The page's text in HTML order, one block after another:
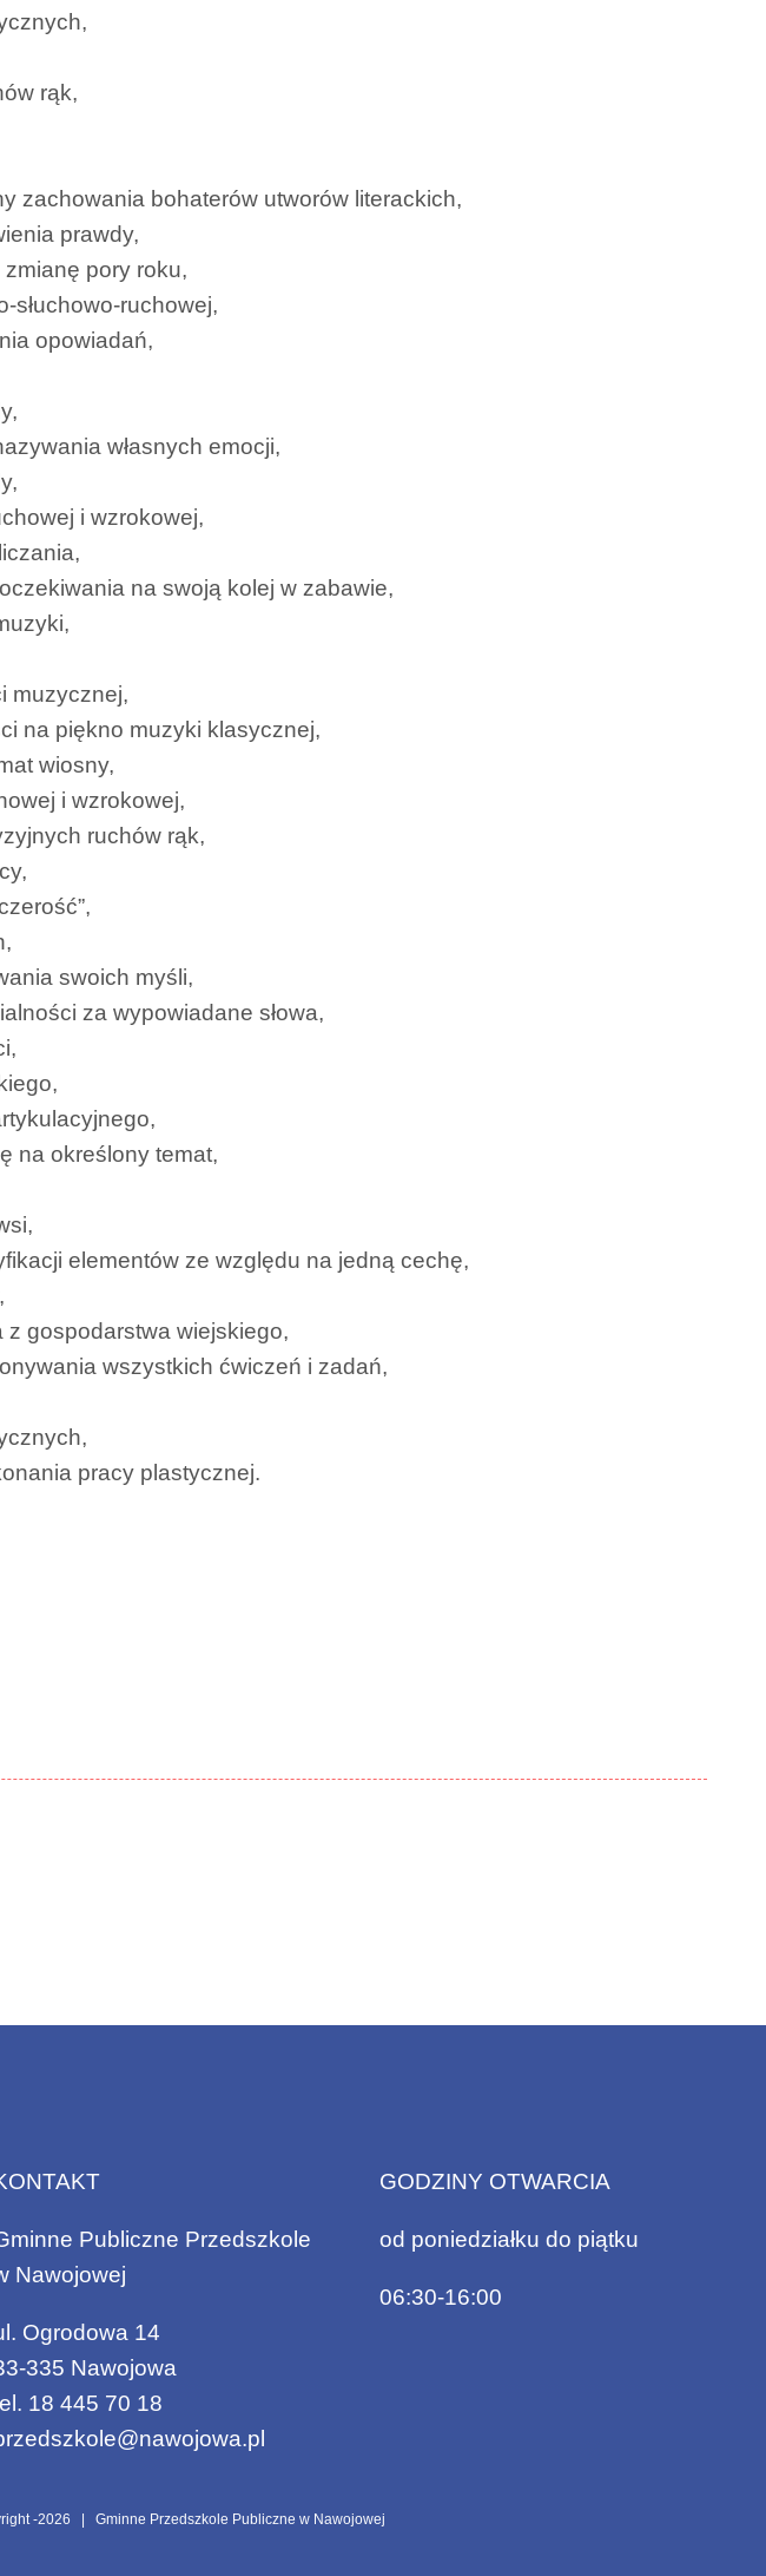
rąk,
zachowania bohaterów utworów literackich,
prawdy,
pory roku,
słuchowo-ruchowej,
opowiadań,
własnych emocji,
i wzrokowej,
na swoją kolej w zabawie,
muzycznej,
na piękno muzyki klasycznej,
wiosny,
i wzrokowej,
ruchów rąk,
swoich myśli,
za wypowiadane słowa,
na określony temat,
elementów ze względu na jedną cechę,
gospodarstwa wiejskiego,
wszystkich ćwiczeń i zadań,
pracy plastycznej.
Publiczne Przedszkole
Nawojowej
Ogrodowa 14
335 Nawojowa
18 445 70 18
GODZINY OTWARCIA
od poniedziałku do piątku
06:30-16:00
-2026 | Gminne Przedszkole Publiczne w Nawojowej